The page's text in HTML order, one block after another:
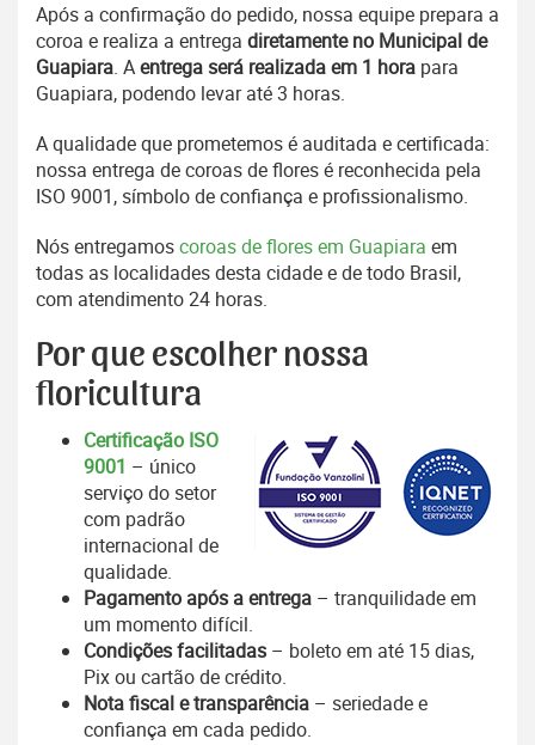
Após a confirmação do pedido, nossa equipe prepara a
coroa e realiza a entrega diretamente no Municipal de
Guapiara. Aentrega será realizada em 1 hora para
Guapiara, podendo levar até 3 horas.
A qualidade que prometemos é auditada e certificada:
nossa entrega de coroas de flores é reconhecida pela
ISO 9001, símbolo de confiança e profissionalismo.
Nós entregamoscoroas de flores em Guapiara em
todas as localidades desta cidade e de todo Brasil,
com atendimento 24 horas.
Por que escolher nossa
floricultura
Certificação ISO
9001 – único
serviço do setor
com padrão
internacional de
qualidade.
Pagamento após a entrega – tranquilidade em
um momento difícil.
Condições facilitadas – boleto em até 15 dias,
Pix ou cartão de crédito.
Nota fiscal e transparência – seriedade e
confiança em cada pedido.